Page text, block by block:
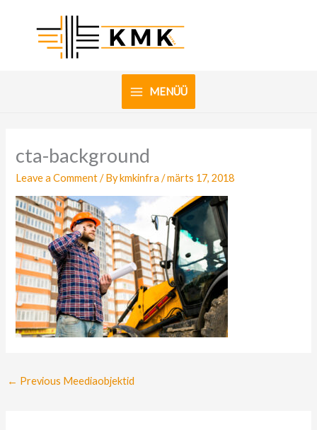
MENÜÜ
cta-background
Leave a Comment / Bykmkinfra/märts 17, 2018
← Previous Meediaobjektid